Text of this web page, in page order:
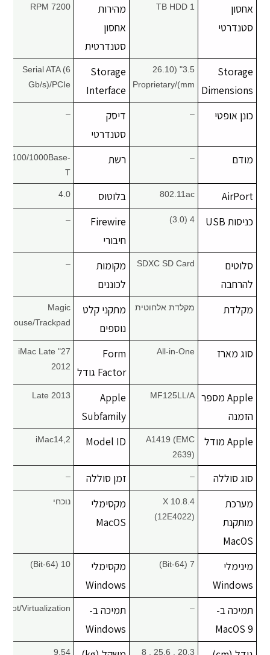
אחסון
סטנדרטי
1 TB HDD
מהירות
אחסון
סטנדרטית
7200 RPM
Storage
Dimensions
3.5" (26.10
mm)/Proprietary
Storage
Interface
Serial ATA (6
Gb/s)/PCIe
כונן אופטי –
דיסק
סטנדרטי
–
מודם – רשת
10/100/1000Base-
T
AirPort
802.11ac בלוטוס 4.0
כניסות USB 4 (3.0)
Firewire
חיבורי
–
סלוטים
להרחבה
SDXC SD Card
מקומות
לכוננים
–
מקלדת מקלדת אלחוטית
מתקני קלט
נוספים
Magic
Mouse/Trackpad
סוג מארז All-in-One
Form
Factor גודל
27" iMac Late
2012
Apple מספר
הזמנה
MF125LL/A
Apple
Subfamily
Late 2013
Apple מודל
A1419 (EMC
2639)
Model ID
iMac14,2
סוג סוללה – זמן סוללה –
מערכת
מותקנת
MacOS
X 10.8.4
(12E4022)
מקסימלי
MacOS
נוכחי
מינימלי
Windows
7 (64-Bit)
מקסימלי
Windows
10 (64-Bit)
תמיכה ב-
MacOS 9
–
תמיכה ב-
Windows
Boot/Virtualization
20.3 , 25.6 , 8
9.54